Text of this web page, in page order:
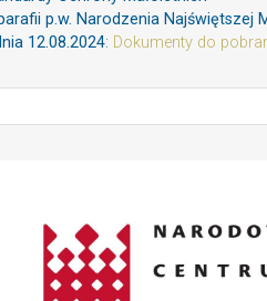
p.w. Narodzenia Najświętszej
12.08.2024: Dokumenty do